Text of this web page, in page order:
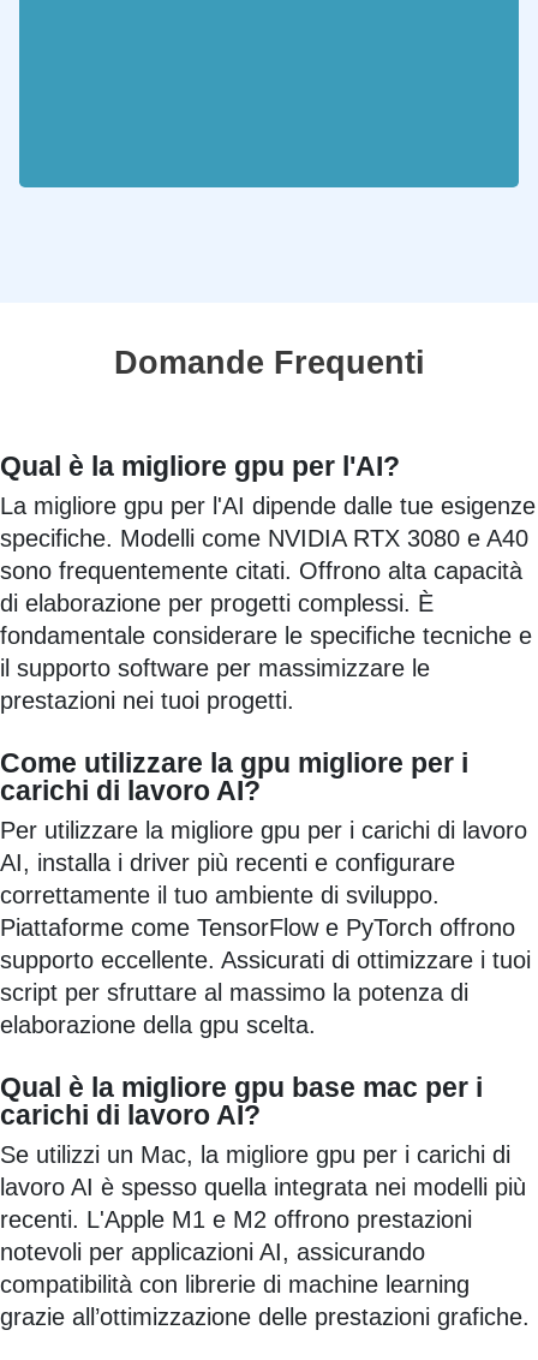
Domande Frequenti
Qual è la migliore gpu per l'AI?
La migliore gpu per l'AI dipende dalle tue esigenze
specifiche. Modelli come NVIDIA RTX 3080 e A40
sono frequentemente citati. Offrono alta capacità
di elaborazione per progetti complessi. È
fondamentale considerare le specifiche tecniche e
il supporto software per massimizzare le
prestazioni nei tuoi progetti.
Come utilizzare la gpu migliore per i
carichi di lavoro AI?
Per utilizzare la migliore gpu per i carichi di lavoro
AI, installa i driver più recenti e configurare
correttamente il tuo ambiente di sviluppo.
Piattaforme come TensorFlow e PyTorch offrono
supporto eccellente. Assicurati di ottimizzare i tuoi
script per sfruttare al massimo la potenza di
elaborazione della gpu scelta.
Qual è la migliore gpu base mac per i
carichi di lavoro AI?
Se utilizzi un Mac, la migliore gpu per i carichi di
lavoro AI è spesso quella integrata nei modelli più
recenti. L'Apple M1 e M2 offrono prestazioni
notevoli per applicazioni AI, assicurando
compatibilità con librerie di machine learning
grazie all’ottimizzazione delle prestazioni grafiche.